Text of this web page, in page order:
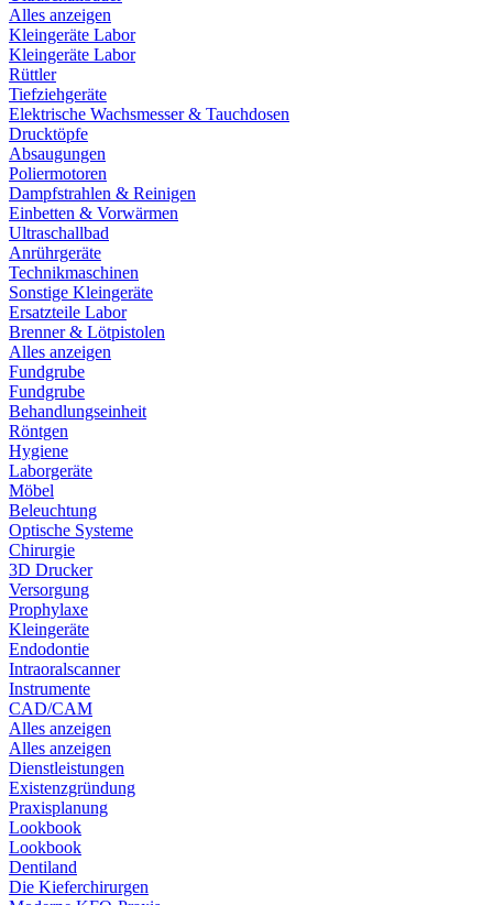
Alles anzeigen
Kleingeräte Labor
Kleingeräte Labor
Rüttler
Tiefziehgeräte
Elektrische Wachsmesser & Tauchdosen
Drucktöpfe
Absaugungen
Poliermotoren
Dampfstrahlen & Reinigen
Einbetten & Vorwärmen
Ultraschallbad
Anrührgeräte
Technikmaschinen
Sonstige Kleingeräte
Ersatzteile Labor
Brenner & Lötpistolen
Alles anzeigen
Fundgrube
Fundgrube
Behandlungseinheit
Röntgen
Hygiene
Laborgeräte
Möbel
Beleuchtung
Optische Systeme
Chirurgie
3D Drucker
Versorgung
Prophylaxe
Kleingeräte
Endodontie
Intraoralscanner
Instrumente
CAD/CAM
Alles anzeigen
Alles anzeigen
Dienstleistungen
Existenzgründung
Praxisplanung
Lookbook
Lookbook
Dentiland
Die Kieferchirurgen